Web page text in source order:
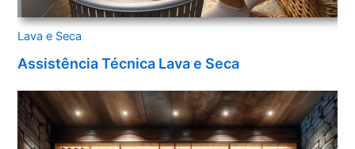
Lava e Seca
Assistência Técnica Lava e Seca